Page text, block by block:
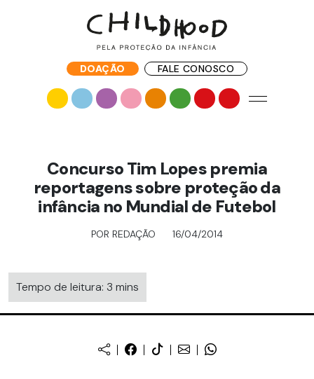
DOAÇÃO FALE CONOSCO
Concurso Tim Lopes premia
reportagens sobre proteção da
infância no Mundial de Futebol
POR REDAÇÃO 16/04/2014
Tempo de leitura: 3 mins